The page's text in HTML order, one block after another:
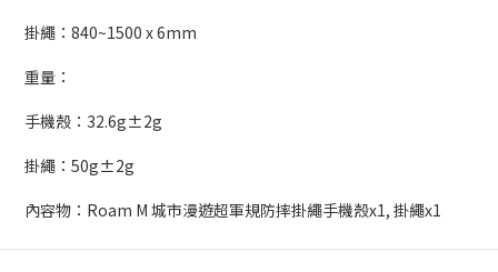
掛繩：840~1500 x 6mm
重量：
手機殼：32.6g±2g
掛繩：50g±2g
內容物：Roam M 城市漫遊超軍規防摔掛繩手機殼x1, 掛繩x1